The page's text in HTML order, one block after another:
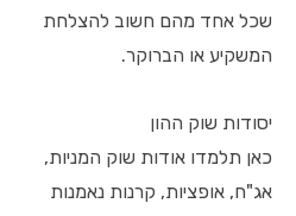
שכל אחד מהם חשוב להצלחת
המשקיע או הברוקר.
יסודות שוק ההון
כאן תלמדו אודות שוק המניות,
אג"ח, אופציות, קרנות נאמנות